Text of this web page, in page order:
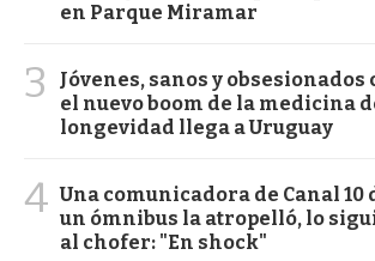
en Parque Miramar
3
Jóvenes, sanos y obsesionados
el nuevo boom de la medicina
longevidad llega a Uruguay
4 Una comunicadora de Canal 10
un ómnibus la atropelló, lo
al chofer: "En shock"